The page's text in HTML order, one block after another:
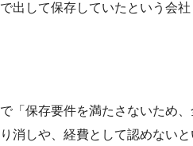
出して保存していたという会
「保存要件を満たさないため
消しや、経費として認めない